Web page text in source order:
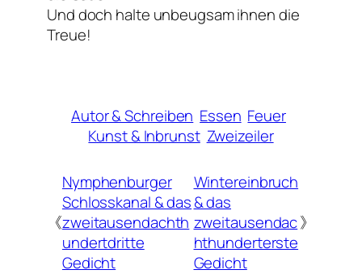
Und doch halte unbeugsam ihnen die
Treue!
Autor & Schreiben Essen Feuer
Kunst & Inbrunst Zweizeiler
《
Nymphenburger
Schlosskanal & das
zweitausendachth
undertdritte
Gedicht
Wintereinbruch
& das
zweitausendac
hthunderterste
Gedicht
》